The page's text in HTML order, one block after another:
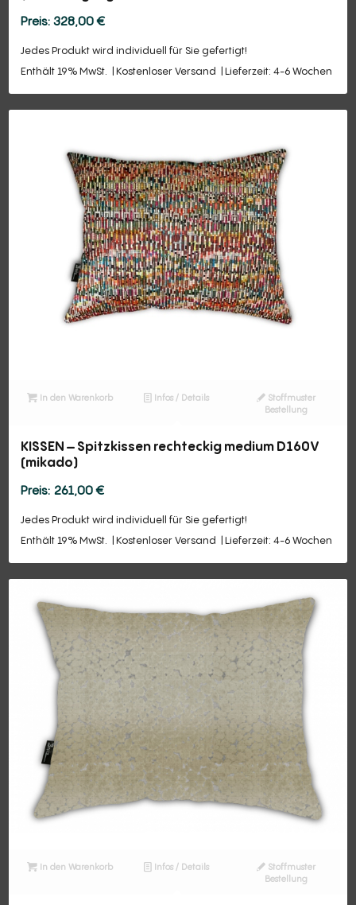
328,00€
Jedes Produkt wird individuell für Sie gefertigt!
Enthält 19% MwSt.
Kostenloser Versand Lieferzeit: 4-6 Wochen
In den Warenkorb Infos / Details
Stoffmuster
Bestellung
KISSEN – Spitzkissen rechteckig medium D160V
(mikado)
261,00€
Jedes Produkt wird individuell für Sie gefertigt!
Enthält 19% MwSt.
Kostenloser Versand Lieferzeit: 4-6 Wochen
In den Warenkorb Infos / Details
Stoffmuster
Bestellung